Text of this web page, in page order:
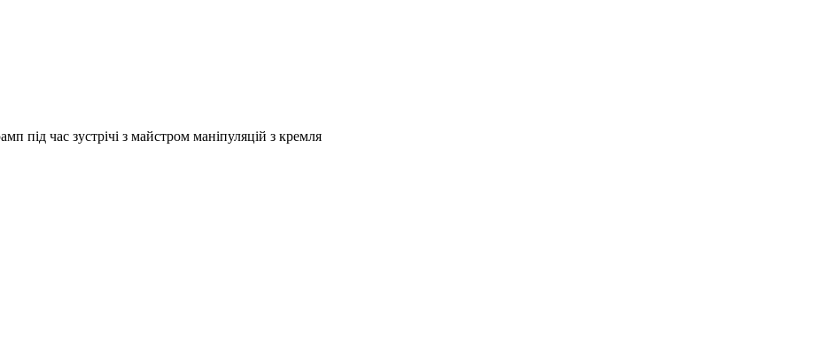
під час зустрічі з майстром маніпуляцій з кремля